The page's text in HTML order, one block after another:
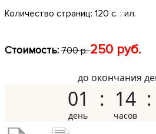
Количество страниц: 120 с. : ил.
Стоимость: 700 р.250 руб.
до окончания
01 14